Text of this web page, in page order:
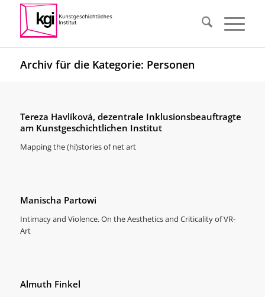
Archiv für die Kategorie: Personen
Tereza Havlíková, dezentrale Inklusionsbeauftragte
am Kunstgeschichtlichen Institut
Mapping the (hi)stories of net art
Manischa Partowi
Intimacy and Violence. On the Aesthetics and Criticality of VR-
Art
Almuth Finkel